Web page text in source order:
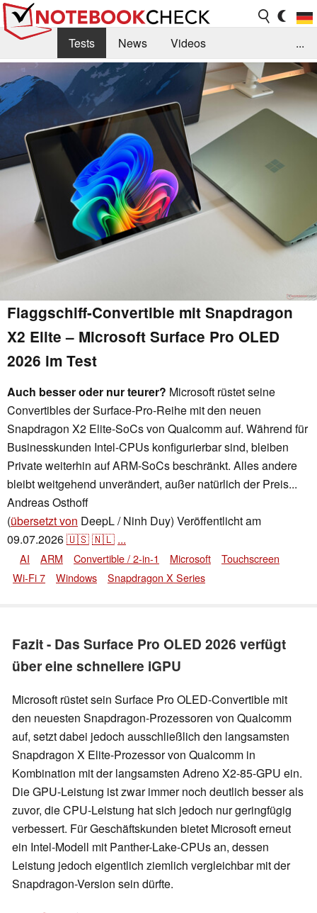
Tests News
Videos
Benchmarks & Tech
Externe Tests
Kaufberatung
Deals Suche
Forum
...
Flaggschiff-Convertible mit Snapdragon
X2 Elite – Microsoft Surface Pro OLED
2026 im Test
Auch besser oder nur teurer? Microsoft rüstet seine
Convertibles der Surface-Pro-Reihe mit den neuen
Snapdragon X2 Elite-SoCs von Qualcomm auf. Während für
Businesskunden Intel-CPUs konfigurierbar sind, bleiben
Private weiterhin auf ARM-SoCs beschränkt. Alles andere
bleibt weitgehend unverändert, außer natürlich der Preis...
Andreas Osthoff
(übersetzt von DeepL / Ninh Duy) Veröffentlicht am
09.07.2026🇺🇸🇳🇱 ...
AI ARM Convertible / 2-in-1 Microsoft
Touchscreen
Wi-Fi 7
Windows Snapdragon X Series
Fazit - Das Surface Pro OLED 2026 verfügt
über eine schnellere iGPU
Microsoft rüstet sein Surface Pro OLED-Convertible mit
den neuesten Snapdragon-Prozessoren von Qualcomm
auf, setzt dabei jedoch ausschließlich den langsamsten
Snapdragon X Elite-Prozessor von Qualcomm in
Kombination mit der langsamsten Adreno X2-85-GPU ein.
Die GPU-Leistung ist zwar immer noch deutlich besser als
zuvor, die CPU-Leistung hat sich jedoch nur geringfügig
verbessert. Für Geschäftskunden bietet Microsoft erneut
ein Intel-Modell mit Panther-Lake-CPUs an, dessen
Leistung jedoch eigentlich ziemlich vergleichbar mit der
Snapdragon-Version sein dürfte.